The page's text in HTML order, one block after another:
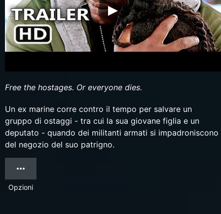
Free the hostages. Or everyone dies.
Un ex marine corre contro il tempo per salvare un
gruppo di ostaggi - tra cui la sua giovane figlia e un
deputato - quando dei militanti armati si impadroniscono
del negozio del suo patrigno.
Opzioni